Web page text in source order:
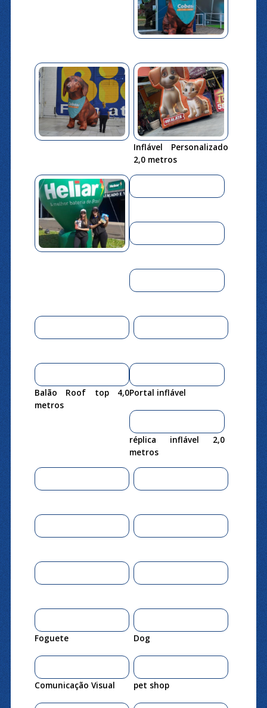
Inflável Personalizado
2,0 metros
Balão Roof top 4,0
metros
Portal inflável
réplica inflável 2,0
metros
Foguete Dog
Comunicação Visual pet shop